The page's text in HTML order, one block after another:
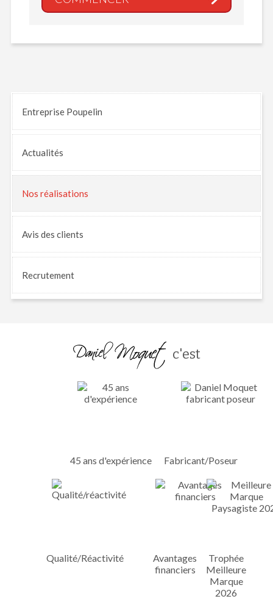
Entreprise Poupelin
Actualités
Nos réalisations
Avis des clients
Recrutement
c'est
45 ans d'expérience Fabricant/Poseur
Qualité/Réactivité
Avantages
financiers
Trophée
Meilleure
Marque
2026